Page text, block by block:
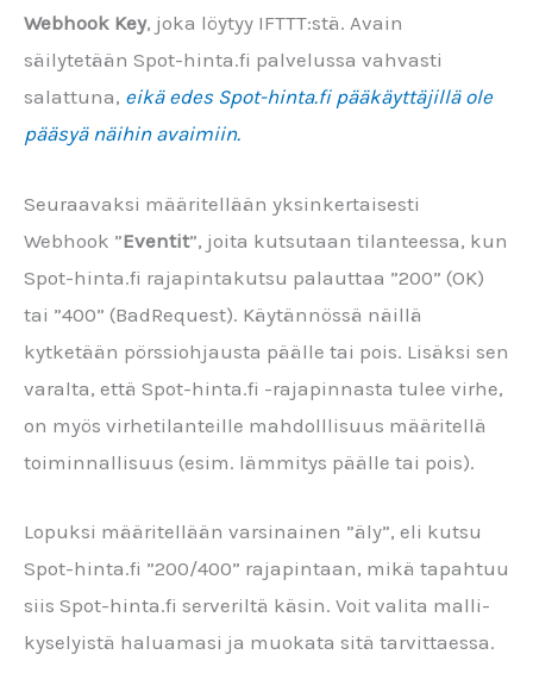
Webhook Key, joka löytyy IFTTT:stä. Avain
säilytetään Spot-hinta.fi palvelussa vahvasti
salattuna, eikä edes Spot-hinta.fi pääkäyttäjillä ole
pääsyä näihin avaimiin.
Seuraavaksi määritellään yksinkertaisesti
Webhook ”Eventit”, joita kutsutaan tilanteessa, kun
Spot-hinta.fi rajapintakutsu palauttaa ”200” (OK)
tai ”400” (BadRequest). Käytännössä näillä
kytketään pörssiohjausta päälle tai pois. Lisäksi sen
varalta, että Spot-hinta.fi -rajapinnasta tulee virhe,
on myös virhetilanteille mahdolllisuus määritellä
toiminnallisuus (esim. lämmitys päälle tai pois).
Lopuksi määritellään varsinainen ”äly”, eli kutsu
Spot-hinta.fi ”200/400” rajapintaan, mikä tapahtuu
siis Spot-hinta.fi serveriltä käsin. Voit valita malli-
kyselyistä haluamasi ja muokata sitä tarvittaessa.